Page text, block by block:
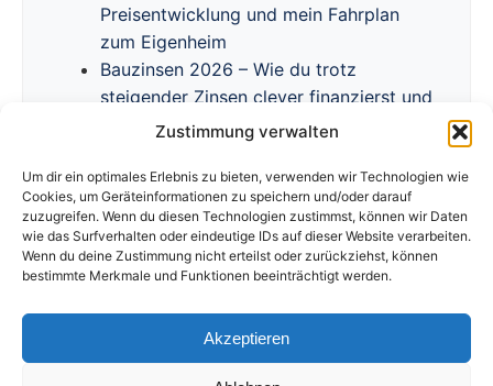
Zustimmung verwalten
Um dir ein optimales Erlebnis zu bieten, verwenden wir Technologien wie
Cookies, um Geräteinformationen zu speichern und/oder darauf
zuzugreifen. Wenn du diesen Technologien zustimmst, können wir Daten
wie das Surfverhalten oder eindeutige IDs auf dieser Website verarbeiten.
Wenn du deine Zustimmung nicht erteilst oder zurückziehst, können
bestimmte Merkmale und Funktionen beeinträchtigt werden.
Akzeptieren
Preisentwicklung und mein Fahrplan
zum Eigenheim
Bauzinsen 2026 – Wie du trotz
steigender Zinsen clever finanzierst und
Förderprogramme nutzt